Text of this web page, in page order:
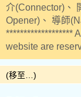
介(Connector)、
Opener)、 導師
*******************
website are